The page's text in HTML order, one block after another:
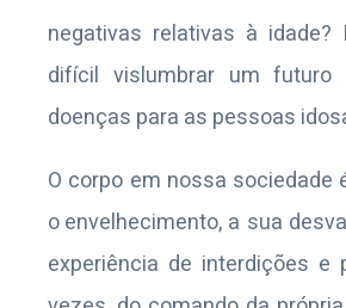
negativas relativas à
difícil vislumbrar um futuro
doenças para as pessoas
O corpo em nossa sociedade
o envelhecimento, a sua
experiência de interdições e